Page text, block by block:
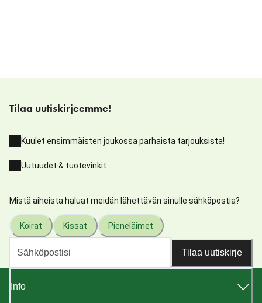
Tilaa uutiskirjeemme!
Kuulet ensimmäisten joukossa parhaista tarjouksista!
Uutuudet & tuotevinkit
Mistä aiheista haluat meidän lähettävän sinulle sähköpostia?
Koirat Kissat Pieneläimet
Tilaa uutiskirje
Info